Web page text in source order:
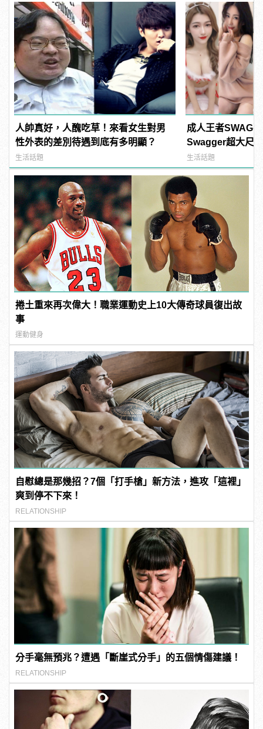
人帥真好，人醜吃草！來看女生對男
性外表的差別待遇到底有多明顯？
生活話題
成人王者SWAG
Swagger超大尺
紅海鮮通通有，
結！ |
生活話題
捲土重來再次偉大！職業運動史上10大傳奇球員復出故
事
運動健身
自慰總是那幾招？7個「打手槍」新方法，進攻「這裡」
爽到停不下來！
RELATIONSHIP
分手毫無預兆？遭遇「斷崖式分手」的五個情傷建議！
RELATIONSHIP